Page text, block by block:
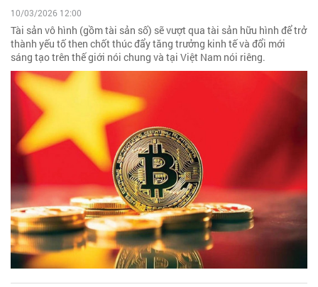
10/03/2026 12:00
Tài sản vô hình (gồm tài sản số) sẽ vượt qua tài sản hữu hình để trở
thành yếu tố then chốt thúc đẩy tăng trưởng kinh tế và đổi mới
sáng tạo trên thế giới nói chung và tại Việt Nam nói riêng.